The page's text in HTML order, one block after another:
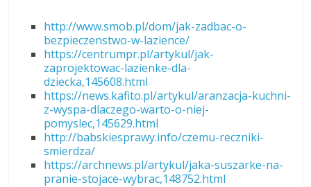
http://www.smob.pl/dom/jak-zadbac-o-
bezpieczenstwo-w-lazience/
https://centrumpr.pl/artykul/jak-
zaprojektowac-lazienke-dla-
dziecka,145608.html
https://news.kafito.pl/artykul/aranzacja-kuchni-
z-wyspa-dlaczego-warto-o-niej-
pomyslec,145629.html
http://babskiesprawy.info/czemu-reczniki-
smierdza/
https://archnews.pl/artykul/jaka-suszarke-na-
pranie-stojace-wybrac,148752.html